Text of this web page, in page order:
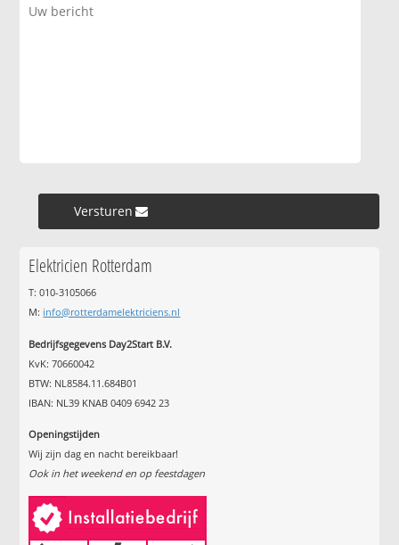
Versturen »
Elektricien Rotterdam
T: 010-3105066
M: info@rotterdamelektriciens.nl
Bedrijfsgegevens Day2Start B.V.
KvK: 70660042
BTW: NL8584.11.684B01
IBAN: NL39 KNAB 0409 6942 23
Openingstijden
Wij zijn dag en nacht bereikbaar!
Ook in het weekend en op feestdagen